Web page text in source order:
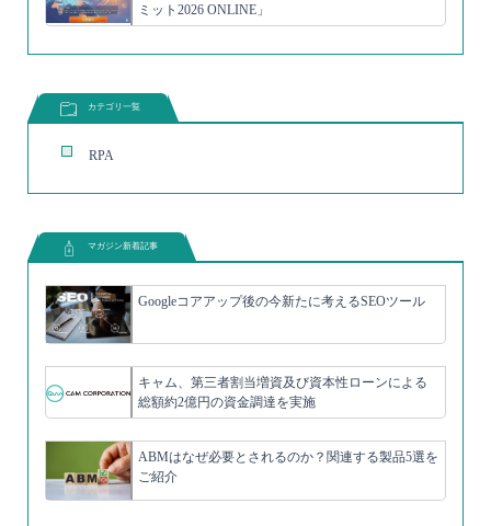
ミット2026 ONLINE」
カテゴリ一覧
RPA
マガジン新着記事
Googleコアアップ後の今新たに考えるSEOツール
キャム、第三者割当増資及び資本性ローンによる
総額約2億円の資金調達を実施
ABMはなぜ必要とされるのか？関連する製品5選を
ご紹介